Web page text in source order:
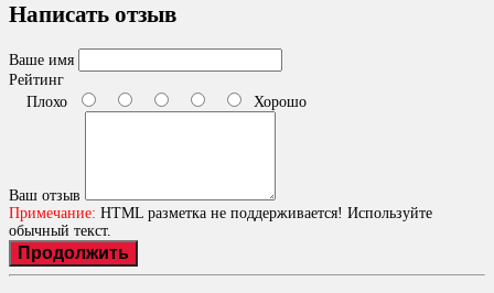
Написать отзыв
Ваше имя
Рейтинг
Плохо
Хорошо
Ваш отзыв
Примечание: HTML разметка не поддерживается! Используйте
обычный текст.
Продолжить